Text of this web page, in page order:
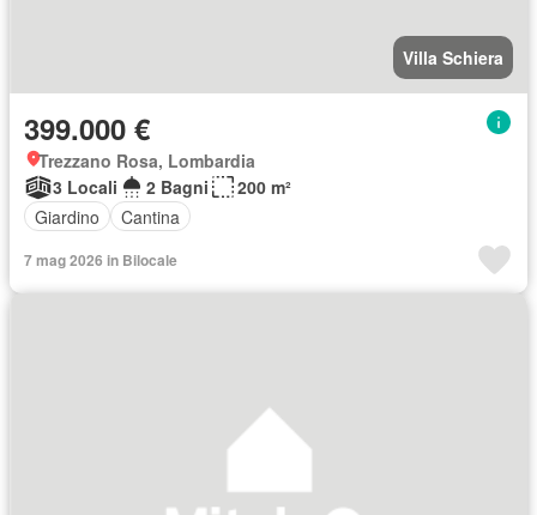
Villa Schiera
399.000 €
Trezzano Rosa, Lombardia
3 Locali
2 Bagni
200 m²
Giardino
Cantina
7 mag 2026 in Bilocale